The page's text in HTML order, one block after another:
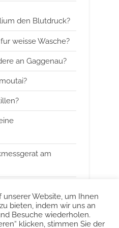
den Blutdruck?
weisse Wasche?
an Gaggenau?
am
kombinieren?
Website, um Ihnen
bieten, indem wir uns an
Besuche wiederholen.
klicken, stimmen Sie der